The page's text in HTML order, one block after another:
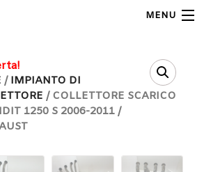
MENU
/ IMPIANTO DI
/ COLLETTORE SCARICO
1250 S 2006-2011 /